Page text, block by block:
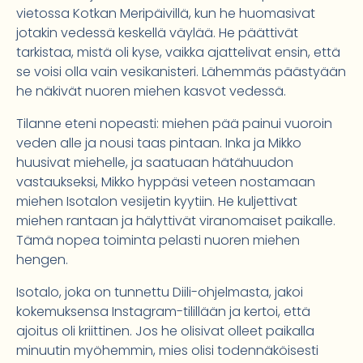
vietossa Kotkan Meripäivillä, kun he huomasivat
jotakin vedessä keskellä väylää. He päättivät
tarkistaa, mistä oli kyse, vaikka ajattelivat ensin, että
se voisi olla vain vesikanisteri. Lähemmäs päästyään
he näkivät nuoren miehen kasvot vedessä.
Tilanne eteni nopeasti: miehen pää painui vuoroin
veden alle ja nousi taas pintaan. Inka ja Mikko
huusivat miehelle, ja saatuaan hätähuudon
vastaukseksi, Mikko hyppäsi veteen nostamaan
miehen Isotalon vesijetin kyytiin. He kuljettivat
miehen rantaan ja hälyttivät viranomaiset paikalle.
Tämä nopea toiminta pelasti nuoren miehen
hengen.
Isotalo, joka on tunnettu Diili-ohjelmasta, jakoi
kokemuksensa Instagram-tilillään ja kertoi, että
ajoitus oli kriittinen. Jos he olisivat olleet paikalla
minuutin myöhemmin, mies olisi todennäköisesti